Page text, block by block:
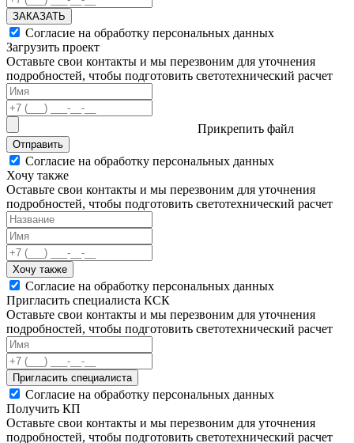
ЗАКАЗАТЬ
Согласие на обработку персональных данных
Загрузить проект
Оставьте свои контакты и мы перезвоним для уточнения
подробностей, чтобы подготовить светотехнический расчет
Прикрепить файл
Отправить
Согласие на обработку персональных данных
Хочу также
Оставьте свои контакты и мы перезвоним для уточнения
подробностей, чтобы подготовить светотехнический расчет
Хочу также
Согласие на обработку персональных данных
Пригласить специалиста КСК
Оставьте свои контакты и мы перезвоним для уточнения
подробностей, чтобы подготовить светотехнический расчет
Пригласить специалиста
Согласие на обработку персональных данных
Получить КП
Оставьте свои контакты и мы перезвоним для уточнения
подробностей, чтобы подготовить светотехнический расчет